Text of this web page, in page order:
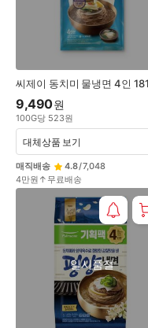
씨제이 동치미 물냉면 4인
9,490원
100G당 523원
매직배송 4.8/7,048
4만원↑무료배송
대체상품 보기
일시품절